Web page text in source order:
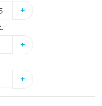
+
+
+